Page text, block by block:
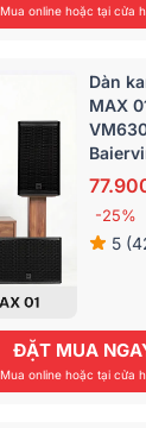
Mua online hoặc tại cửa
Dàn
MAX
-25%
5
ĐẶT MUA
Mua online hoặc tại cửa